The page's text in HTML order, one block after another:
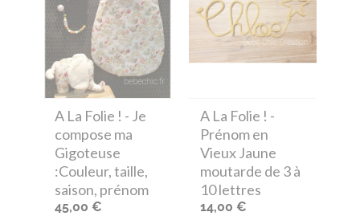
A La Folie ! - Je
compose ma
Gigoteuse
:Couleur, taille,
saison, prénom
45,00 €
A La Folie ! -
Prénom en
Vieux Jaune
moutarde de 3 à
10 lettres
14,00 €